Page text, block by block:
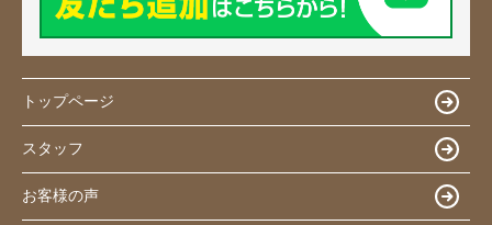
トップページ
スタッフ
お客様の声